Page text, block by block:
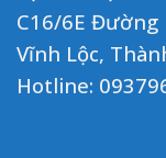
C16/6E Đường
Vĩnh Lộc,
Hotline: